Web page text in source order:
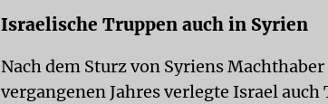
Israelische Truppen auch in Syrien
Nach dem Sturz von Syriens
vergangenen Jahres verlegte Israel